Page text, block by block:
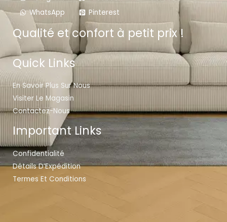
WhatsApp
Pinterest
Qualité et confort à petit prix !
Quick Links
En Savoir Plus Sur Nous
Visiter Le Magasin
Contactez-Nous
Important Links
Confidentialité
Détails D’Expédition
Termes Et Conditions